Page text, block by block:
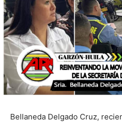
Bellaneda Delgado Cruz,